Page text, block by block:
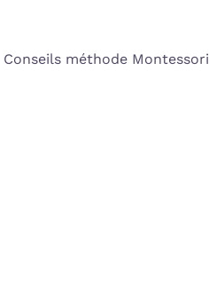
Conseils méthode Montessori